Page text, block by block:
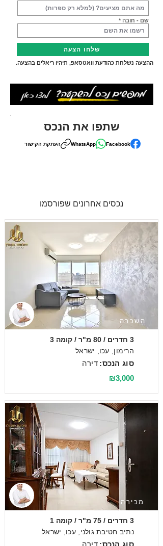
שם - חובה
שלחו הצעה
ההצעה נשלחת כהודעת וואטסאפ, תיהיו ריאלים בהצעה.
שתפו את הנכס
Facebook
WhatsApp העתקת הקישור
נכסים אחרונים שפורסמו
השכרה
3 חדרים / 80 מ"ר / קומה 3
הרימון, עכו, ישראל
דירה סוג הנכס:
₪3,000
מכירה
3 חדרים / 75 מ"ר / קומה 1
נתיב חטיבת גולני, עכו, ישראל
דירה סוג הנכס: